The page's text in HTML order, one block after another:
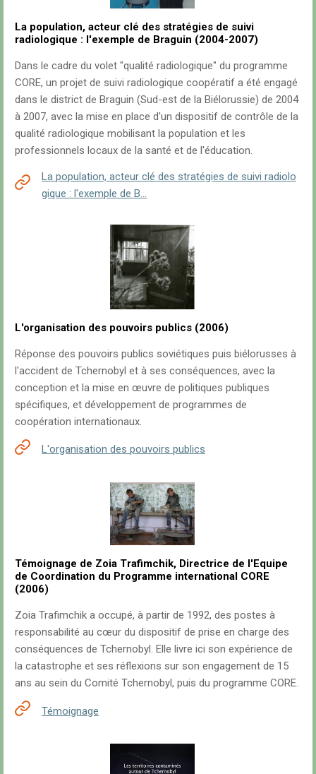
La population, acteur clé des stratégies de suivi
radiologique : l'exemple de Braguin (2004-2007)
Dans le cadre du volet "qualité radiologique" du programme
CORE, un projet de suivi radiologique coopératif a été engagé
dans le district de Braguin (Sud-est de la Biélorussie) de 2004
à 2007, avec la mise en place d'un dispositif de contrôle de la
qualité radiologique mobilisant la population et les
professionnels locaux de la santé et de l'éducation.
La population, acteur clé des stratégies de suivi radiolo
gique : l'exemple de B…
L'organisation des pouvoirs publics (2006)
Réponse des pouvoirs publics soviétiques puis biélorusses à
l'accident de Tchernobyl et à ses conséquences, avec la
conception et la mise en œuvre de politiques publiques
spécifiques, et développement de programmes de
coopération internationaux.
L'organisation des pouvoirs publics
Témoignage de Zoia Trafimchik, Directrice de l'Equipe
de Coordination du Programme international CORE
(2006)
Zoia Trafimchik a occupé, à partir de 1992, des postes à
responsabilité au cœur du dispositif de prise en charge des
conséquences de Tchernobyl. Elle livre ici son expérience de
la catastrophe et ses réflexions sur son engagement de 15
ans au sein du Comité Tchernobyl, puis du programme CORE.
Témoignage